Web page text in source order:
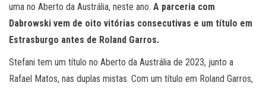
uma no Aberto da Austrália, neste ano. A parceria com
Dabrowski vem de oito vitórias consecutivas e um título em
Estrasburgo antes de Roland Garros.
Stefani tem um título no Aberto da Austrália de 2023, junto a
Rafael Matos, nas duplas mistas. Com um título em Roland Garros,